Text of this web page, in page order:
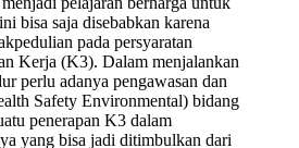
bisa saja disebabkan karena
pada persyaratan
Kerja (K3). Dalam menjalankan
perlu adanya pengawasan dan
Safety Environmental) bidang
penerapan K3 dalam
yang bisa jadi ditimbulkan dari